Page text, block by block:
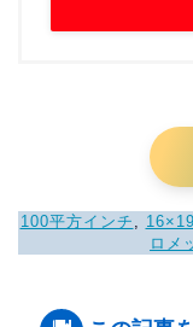
100平方インチ 16×19
ロメ